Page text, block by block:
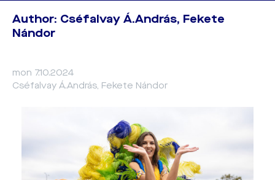
Author: Cséfalvay Á.András, Fekete
Nándor
mon 7.10.2024
Cséfalvay Á.András, Fekete Nándor